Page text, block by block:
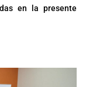
en la presente